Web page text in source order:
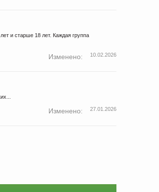
и старше 18 лет. Каждая группа
Изменено: 10.02.2026
Изменено: 27.01.2026